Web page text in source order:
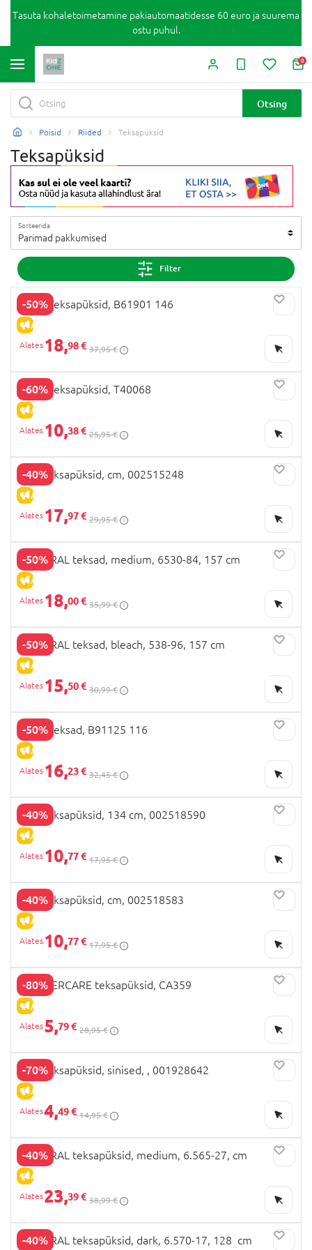
Tasuta kohaletoimetamine pakiautomaatidesse 60 euro ja suurema
ostu puhul.
0
Otsing
Poisid Riided Teksapüksid
Teksapüksid
Sorteerida
Parimad pakkumised
Filter
-50%
ALLAHINDLUS
NEXT teksapüksid, B61901 146
18,98 € 37,95 €
-60%
ALLAHINDLUS
NEXT teksapüksid, T40068
10,38 € 25,95 €
-40%
ALLAHINDLUS
OVS teksapüksid, cm, 002515248
17,97 € 29,95 €
-50%
ALLAHINDLUS
MAYORAL teksad, medium, 6530-84, 157 cm
18,00 € 35,99 €
-50%
ALLAHINDLUS
MAYORAL teksad, bleach, 538-96, 157 cm
15,50 € 30,99 €
-50%
ALLAHINDLUS
NEXT teksad, B91125 116
16,23 € 32,45 €
-40%
ALLAHINDLUS
OVS teksapüksid, 134 cm, 002518590
10,77 € 17,95 €
-40%
ALLAHINDLUS
OVS teksapüksid, cm, 002518583
10,77 € 17,95 €
-80%
ALLAHINDLUS
MOTHERCARE teksapüksid, CA359
5,79 € 28,95 €
-70%
ALLAHINDLUS
OVS teksapüksid, sinised, , 001928642
4,49 € 14,95 €
-40%
ALLAHINDLUS
MAYORAL teksapüksid, medium, 6.565-27, cm
23,39 € 38,99 €
-40%
MAYORAL teksapüksid, dark, 6.570-17, 128 cm